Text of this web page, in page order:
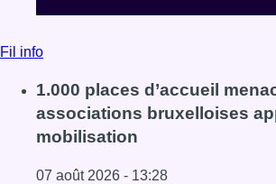
Fil info
1.000 places d’accueil
associations bruxelloises
mobilisation
07 août 2026 - 13:28